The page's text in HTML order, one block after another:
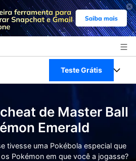
Teste Grátis
de Master Ball
Emerald
tivesse uma Pokébola especial que
Pokémon em que você a jogasse?